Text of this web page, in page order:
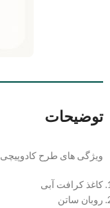
توضیحات
ویژگی های طرح
کاغذ کرافت آبی
روبان ساتن